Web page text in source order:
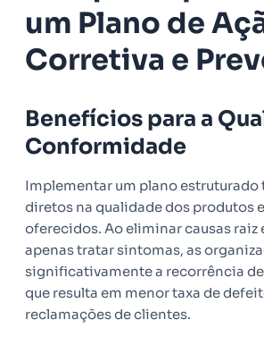
um Plano de
Corretiva e
Benefícios para a
Conformidade
Implementar um plano estruturado
diretos na qualidade dos produtos
oferecidos. Ao eliminar causas raiz
apenas tratar sintomas, as
significativamente a recorrência
que resulta em menor taxa de
reclamações de clientes.